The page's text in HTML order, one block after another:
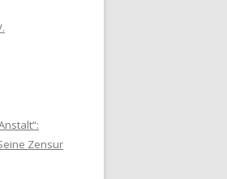
Zensur